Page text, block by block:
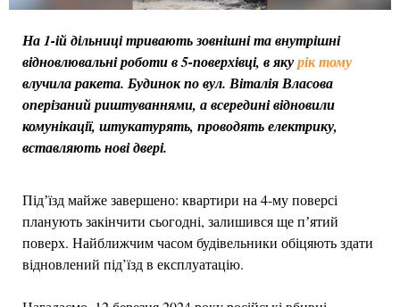
На 1-ій дільниці тривають зовнішні та внутрішні
відновлювальні роботи в 5-поверхівці, в якурік тому
влучила ракета. Будинок по вул. Віталія Власова
оперізаний риштуваннями, а всередині відновили
комунікації, штукатурять, проводять електрику,
вставляють нові двері.
Підʼїзд майже завершено: квартири на 4-му поверсі
планують закінчити сьогодні, залишився ще пʼятий
поверх. Найближчим часом будівельники обіцяють здати
відновлений під’їзд в експлуатацію.